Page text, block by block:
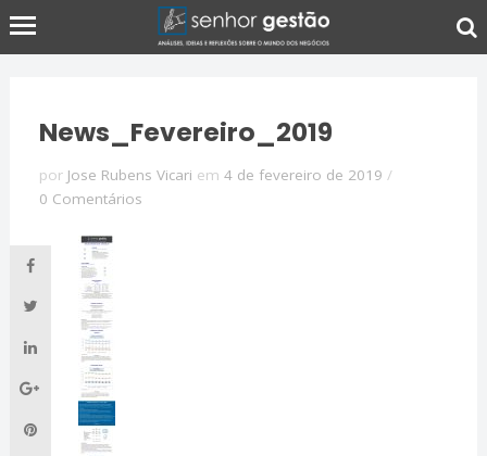
News_Fevereiro_2019
por Jose Rubens Vicari em 4 de fevereiro de 2019 /
0 Comentários